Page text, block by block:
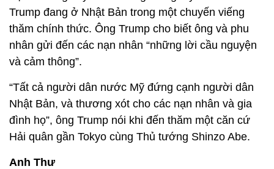
Trump đang ở Nhật Bản trong một chuyến viếng
thăm chính thức. Ông Trump cho biết ông và phu
nhân gửi đến các nạn nhân “những lời cầu nguyện
và cảm thông”.
“Tất cả người dân nước Mỹ đứng cạnh người dân
Nhật Bản, và thương xót cho các nạn nhân và gia
đình họ”, ông Trump nói khi đến thăm một căn cứ
Hải quân gần Tokyo cùng Thủ tướng Shinzo Abe.
Anh Thư